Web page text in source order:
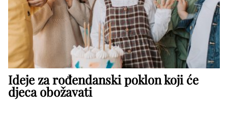
Ideje za rođendanski poklon koji će
djeca obožavati